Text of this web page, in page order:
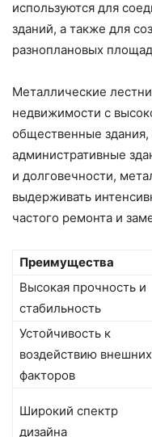
используются для
зданий, а также для
разноплановых
Металлические
недвижимости с
общественные
административные
и долговечности,
выдерживать
частого ремонта и
Преимущества
Высокая прочность и
стабильность
Устойчивость к
воздействию внешних
факторов
Широкий спектр
дизайна